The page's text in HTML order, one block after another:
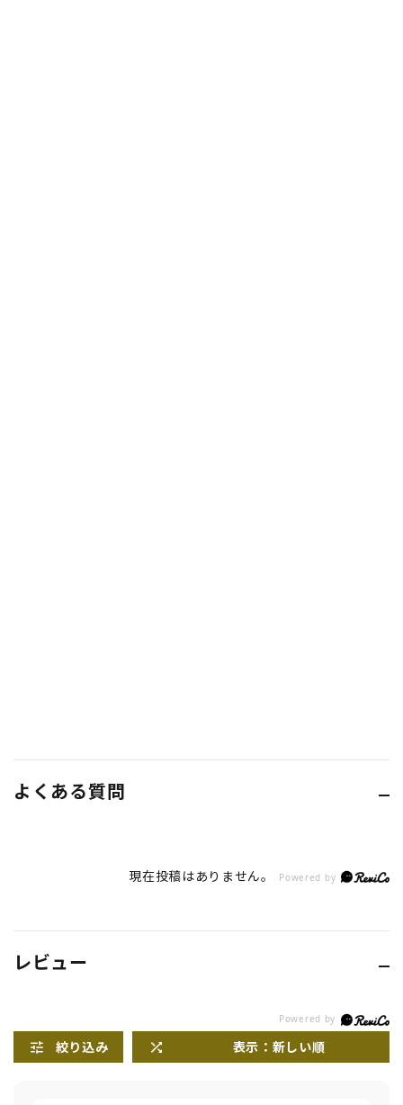
よくある質問
Powered by
現在投稿はありません。
レビュー
絞り込み 表示：新しい順